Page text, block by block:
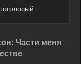
Части меня